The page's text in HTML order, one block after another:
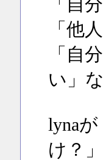
「自
「他
「自
い」
lyna
け？」